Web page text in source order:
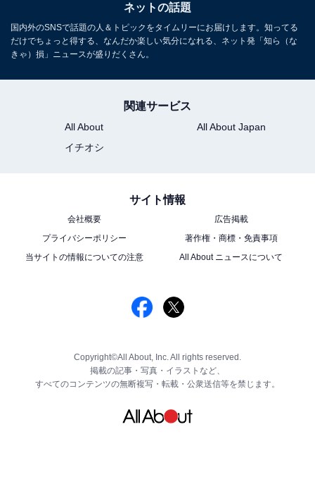
ネットの話題
国内外のSNSで話題の人＆トピックをタイムリーにお届けします。知ってる
だけでちょっと得する、なんだか楽しい気分になれる、ネット発「知ら（な
きゃ）損」ニュースが盛りだくさん。
関連サービス
All About
All About Japan
イチオシ
サイト情報
会社概要
広告掲載
プライバシーポリシー
著作権・商標・免責事項
当サイトの情報についての注意
All About ニュースについて
Copyright©All About, Inc. All rights reserved.
掲載の記事・写真・イラストなど、
すべてのコンテンツの無断複写・転載・公衆送信等を禁じます。